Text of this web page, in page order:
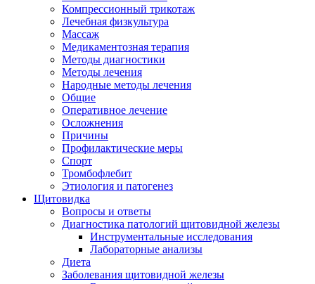
Компрессионный трикотаж
Лечебная физкультура
Массаж
Медикаментозная терапия
Методы диагностики
Методы лечения
Народные методы лечения
Общие
Оперативное лечение
Осложнения
Причины
Профилактические меры
Спорт
Тромбофлебит
Этиология и патогенез
Щитовидка
Вопросы и ответы
Диагностика патологий щитовидной железы
Инструментальные исследования
Лабораторные анализы
Диета
Заболевания щитовидной железы